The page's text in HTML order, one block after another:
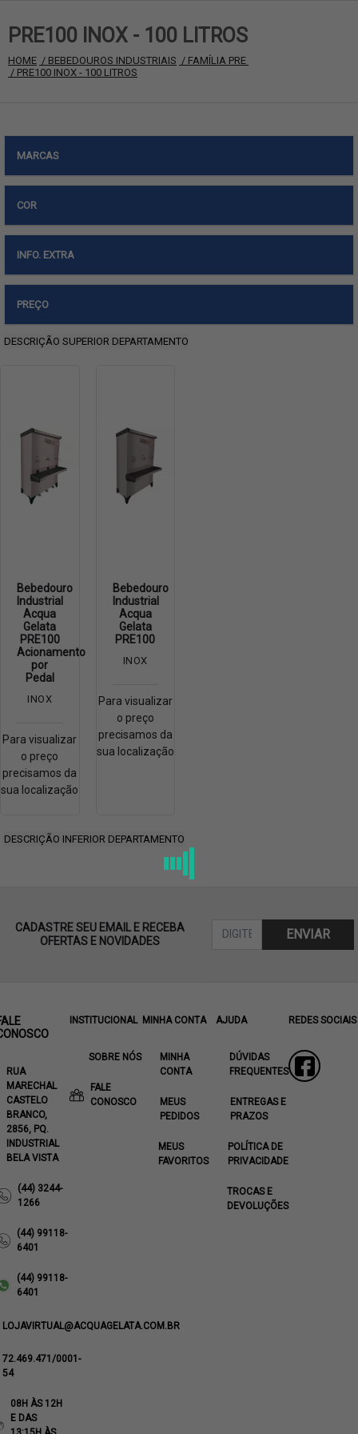
PRE100 INOX - 100 LITROS
HOME / BEBEDOUROS INDUSTRIAIS / FAMÍLIA PRE
/ PRE100 INOX - 100 LITROS
MARCAS
COR
INFO. EXTRA
PREÇO
DESCRIÇÃO SUPERIOR DEPARTAMENTO
Bebedouro
Industrial
Acqua
Gelata
PRE100
Acionamento
por
Pedal
INOX
Para visualizar
o preço
precisamos da
sua localização
Bebedouro
Industrial
Acqua
Gelata
PRE100
INOX
Para visualizar
o preço
precisamos da
sua localização
DESCRIÇÃO INFERIOR DEPARTAMENTO
CADASTRE SEU EMAIL E RECEBA
OFERTAS E NOVIDADES
ENVIAR
RUA
MARECHAL
CASTELO
BRANCO,
2856, PQ.
INDUSTRIAL
BELA VISTA
(44) 3244-
1266
(44) 99118-
6401
(44) 99118-
6401
LOJAVIRTUAL@ACQUAGELATA.COM.BR
72.469.471/0001-
54
08H ÀS 12H
E DAS
INSTITUCIONAL
SOBRE NÓS
FALE
CONOSCO
MINHA CONTA
MINHA
CONTA
MEUS
PEDIDOS
MEUS
FAVORITOS
AJUDA
DÚVIDAS
FREQUENTES
ENTREGAS E
PRAZOS
POLÍTICA DE
PRIVACIDADE
TROCAS E
DEVOLUÇÕES
REDES SOCIAIS